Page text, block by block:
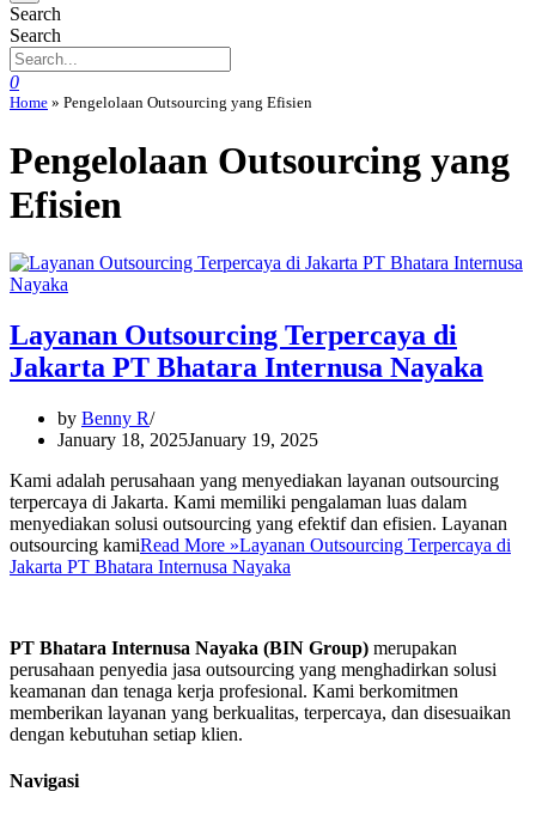
Search
Search
0
Home » Pengelolaan Outsourcing yang Efisien
Pengelolaan Outsourcing yang
Efisien
Layanan Outsourcing Terpercaya di
Jakarta PT Bhatara Internusa Nayaka
by Benny R
January 18, 2025January 19, 2025
Kami adalah perusahaan yang menyediakan layanan outsourcing
terpercaya di Jakarta. Kami memiliki pengalaman luas dalam
menyediakan solusi outsourcing yang efektif dan efisien. Layanan
outsourcing kamiRead More »Layanan Outsourcing Terpercaya di
Jakarta PT Bhatara Internusa Nayaka
PT Bhatara Internusa Nayaka (BIN Group) merupakan
perusahaan penyedia jasa outsourcing yang menghadirkan solusi
keamanan dan tenaga kerja profesional. Kami berkomitmen
memberikan layanan yang berkualitas, terpercaya, dan disesuaikan
dengan kebutuhan setiap klien.
Navigasi